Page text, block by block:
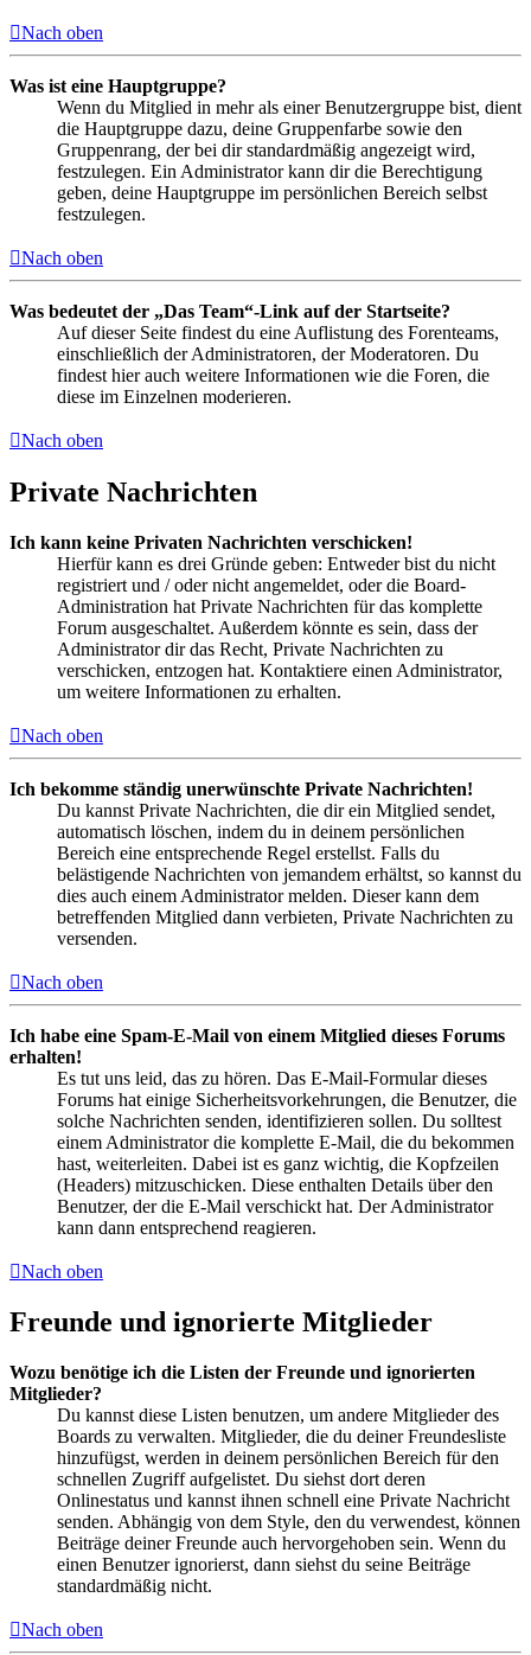
Nach oben
Was ist eine Hauptgruppe?
Wenn du Mitglied in mehr als einer Benutzergruppe bist, dient
die Hauptgruppe dazu, deine Gruppenfarbe sowie den
Gruppenrang, der bei dir standardmäßig angezeigt wird,
festzulegen. Ein Administrator kann dir die Berechtigung
geben, deine Hauptgruppe im persönlichen Bereich selbst
festzulegen.
Nach oben
Was bedeutet der „Das Team“-Link auf der Startseite?
Auf dieser Seite findest du eine Auflistung des Forenteams,
einschließlich der Administratoren, der Moderatoren. Du
findest hier auch weitere Informationen wie die Foren, die
diese im Einzelnen moderieren.
Nach oben
Private Nachrichten
Ich kann keine Privaten Nachrichten verschicken!
Hierfür kann es drei Gründe geben: Entweder bist du nicht
registriert und / oder nicht angemeldet, oder die Board-
Administration hat Private Nachrichten für das komplette
Forum ausgeschaltet. Außerdem könnte es sein, dass der
Administrator dir das Recht, Private Nachrichten zu
verschicken, entzogen hat. Kontaktiere einen Administrator,
um weitere Informationen zu erhalten.
Nach oben
Ich bekomme ständig unerwünschte Private Nachrichten!
Du kannst Private Nachrichten, die dir ein Mitglied sendet,
automatisch löschen, indem du in deinem persönlichen
Bereich eine entsprechende Regel erstellst. Falls du
belästigende Nachrichten von jemandem erhältst, so kannst du
dies auch einem Administrator melden. Dieser kann dem
betreffenden Mitglied dann verbieten, Private Nachrichten zu
versenden.
Nach oben
Ich habe eine Spam-E-Mail von einem Mitglied dieses Forums
erhalten!
Es tut uns leid, das zu hören. Das E-Mail-Formular dieses
Forums hat einige Sicherheitsvorkehrungen, die Benutzer, die
solche Nachrichten senden, identifizieren sollen. Du solltest
einem Administrator die komplette E-Mail, die du bekommen
hast, weiterleiten. Dabei ist es ganz wichtig, die Kopfzeilen
(Headers) mitzuschicken. Diese enthalten Details über den
Benutzer, der die E-Mail verschickt hat. Der Administrator
kann dann entsprechend reagieren.
Nach oben
Freunde und ignorierte Mitglieder
Wozu benötige ich die Listen der Freunde und ignorierten
Mitglieder?
Du kannst diese Listen benutzen, um andere Mitglieder des
Boards zu verwalten. Mitglieder, die du deiner Freundesliste
hinzufügst, werden in deinem persönlichen Bereich für den
schnellen Zugriff aufgelistet. Du siehst dort deren
Onlinestatus und kannst ihnen schnell eine Private Nachricht
senden. Abhängig von dem Style, den du verwendest, können
Beiträge deiner Freunde auch hervorgehoben sein. Wenn du
einen Benutzer ignorierst, dann siehst du seine Beiträge
standardmäßig nicht.
Nach oben